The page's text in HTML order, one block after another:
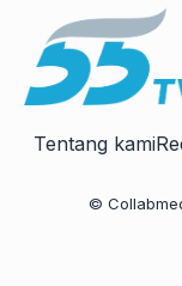
Tentang kami
©